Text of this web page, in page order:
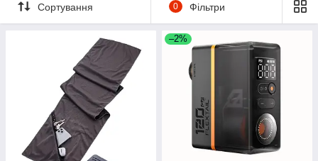
Сортування 0 Фільтри
–2%